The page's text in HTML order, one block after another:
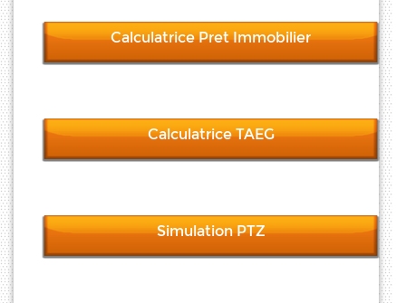
Calculatrice Pret Immobilier
Calculatrice TAEG
Simulation PTZ